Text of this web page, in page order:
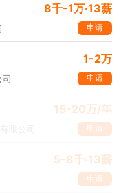
8千-1万·13薪
申请
1-2万
申请
15-20万/年
申请
5-8千·13薪
申请